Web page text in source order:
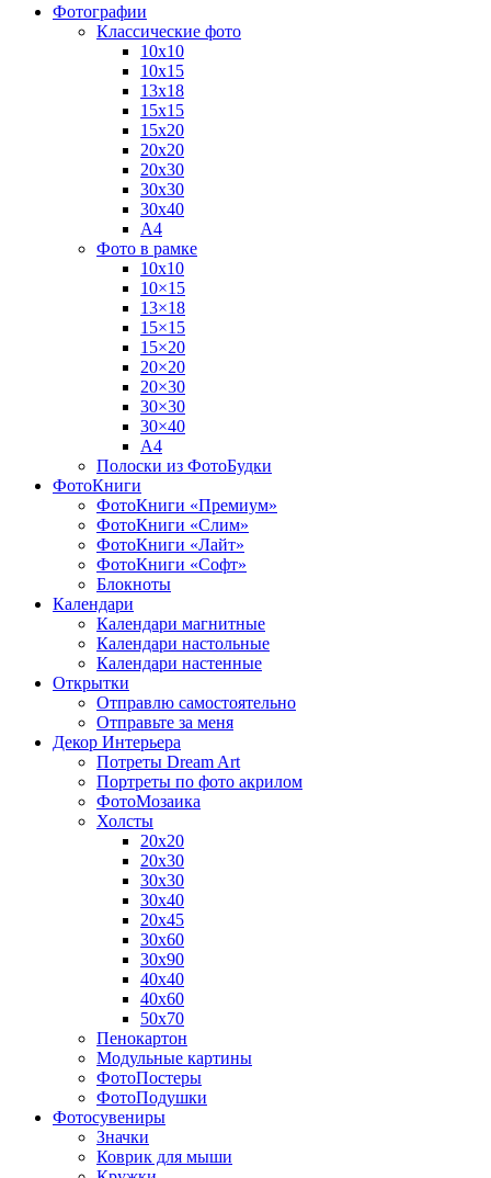
Фотографии
Классические фото
10х10
10х15
13х18
15х15
15х20
20х20
20х30
30х30
30х40
А4
Фото в рамке
10х10
10×15
13×18
15×15
15×20
20×20
20×30
30×30
30×40
A4
Полоски из ФотоБудки
ФотоКниги
ФотоКниги «Премиум»
ФотоКниги «Слим»
ФотоКниги «Лайт»
ФотоКниги «Софт»
Блокноты
Календари
Календари магнитные
Календари настольные
Календари настенные
Открытки
Отправлю самостоятельно
Отправьте за меня
Декор Интерьера
Потреты Dream Art
Портреты по фото акрилом
ФотоМозаика
Холсты
20х20
20х30
30х30
30х40
20х45
30х60
30х90
40х40
40х60
50х70
Пенокартон
Модульные картины
ФотоПостеры
ФотоПодушки
Фотоcувениры
Значки
Коврик для мыши